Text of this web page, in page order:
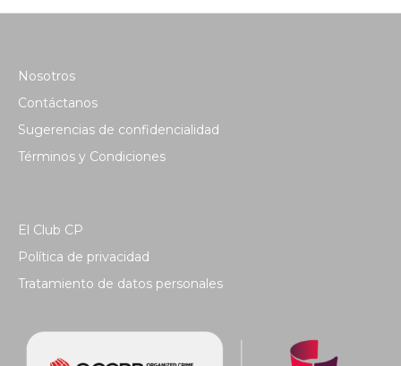
Nosotros
Contáctanos
Sugerencias de confidencialidad
Términos y Condiciones
El Club CP
Política de privacidad
Tratamiento de datos personales